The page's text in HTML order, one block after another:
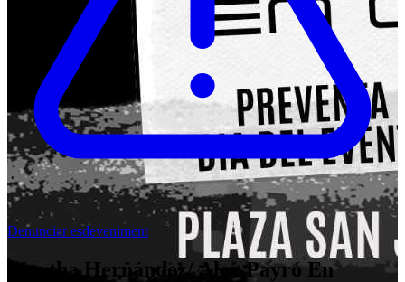
Denunciar esdeveniment
Martha Hernández/ Alex Payró En